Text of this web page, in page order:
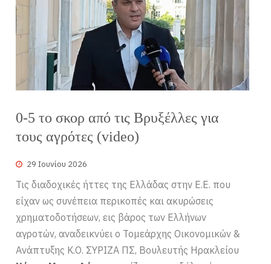
0-5 το σκορ από τις Βρυξέλλες για
τους αγρότες (video)
29 Ιουνίου 2026
Τις διαδοχικές ήττες της Ελλάδας στην Ε.Ε. που
είχαν ως συνέπεια περικοπές και ακυρώσεις
χρηματοδοτήσεων, εις βάρος των Ελλήνων
αγροτών, αναδεικνύει ο Τομεάρχης Οικονομικών &
Ανάπτυξης Κ.Ο. ΣΥΡΙΖΑ ΠΣ, Βουλευτής Ηρακλείου